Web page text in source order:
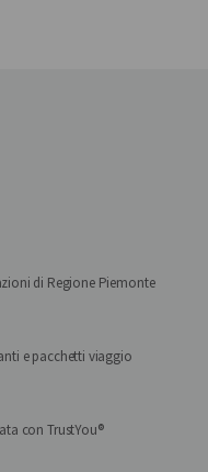
di Regione Piemonte
e pacchetti viaggio
con TrustYou®